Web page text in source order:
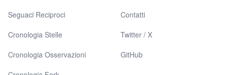
Seguaci Reciproci
Cronologia Stelle
Cronologia Osservazioni
Contatti
Twitter / X
GitHub